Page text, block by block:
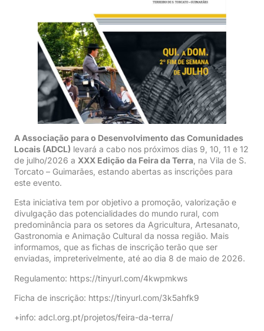
A Associação para o Desenvolvimento das Comunidades
Locais (ADCL) levará a cabo nos próximos dias 9, 10, 11 e 12
de julho/2026 a XXX Edição da Feira da Terra , na Vila de S.
Torcato – Guimarães, estando abertas as inscrições para
este evento.
Esta iniciativa tem por objetivo a promoção, valorização e
divulgação das potencialidades do mundo rural, com
predominância para os setores da Agricultura, Artesanato,
Gastronomia e Animação Cultural da nossa região. Mais
informamos, que as fichas de inscrição terão que ser
enviadas, impreterivelmente, até ao dia 8 de maio de 2026.
Regulamento: https://tinyurl.com/4kwpmkws
Ficha de inscrição: https://tinyurl.com/3k5ahfk9
+info: adcl.org.pt/projetos/feira-da-terra/